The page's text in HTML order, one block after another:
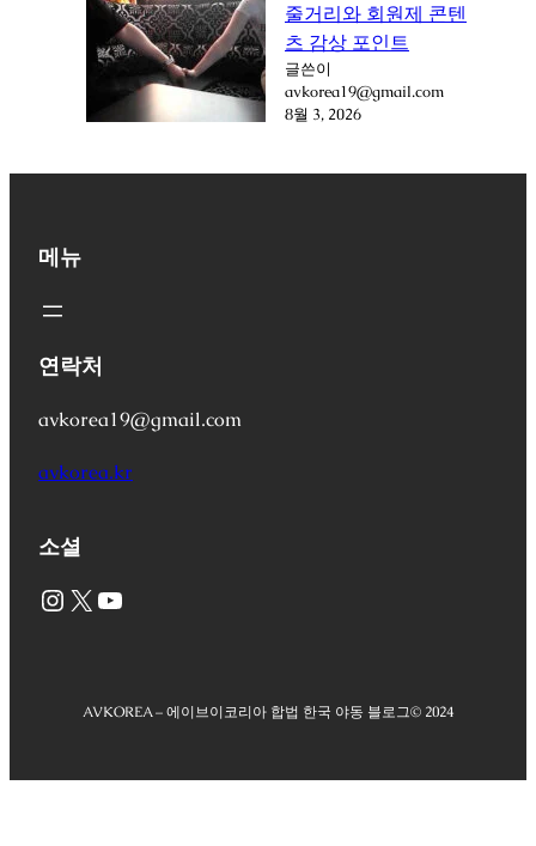
줄거리와 회원제 콘텐
츠 감상 포인트
글쓴이
avkorea19@gmail.com
8월 3, 2026
메뉴
연락처
avkorea19@gmail.com
avkorea.kr
소셜
Instagram X YouTube
AVKOREA – 에이브이코리아 합법 한국 야동 블로그© 2024